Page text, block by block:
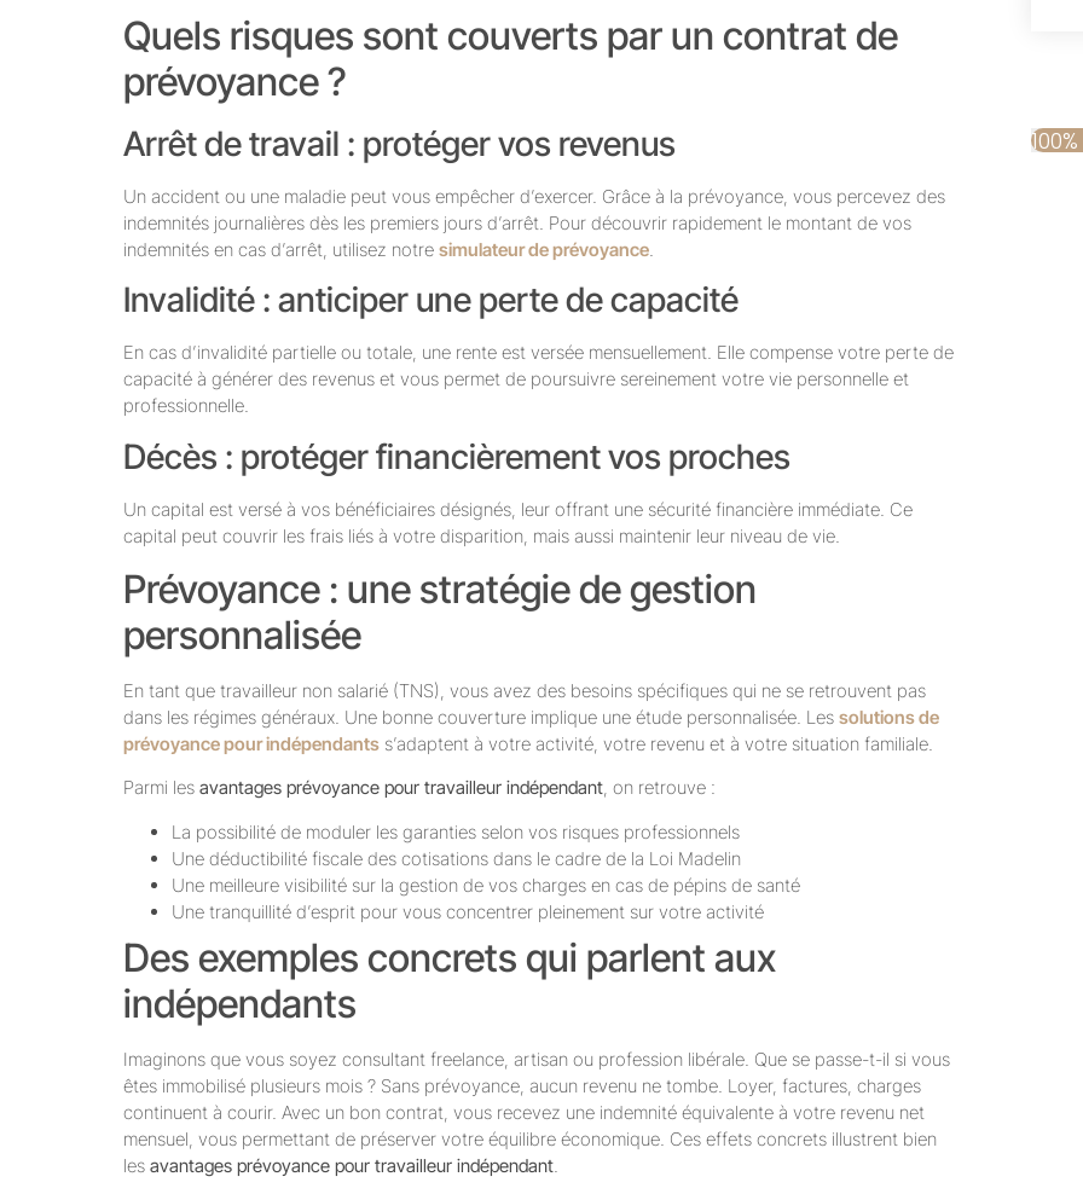
Quels risques sont couverts par un contrat de
prévoyance ?
Arrêt de travail : protéger vos revenus
Un accident ou une maladie peut vous empêcher d’exercer. Grâce à la prévoyance, vous percevez des
indemnités journalières dès les premiers jours d’arrêt. Pour découvrir rapidement le montant de vos
indemnités en cas d’arrêt, utilisez notre simulateur de prévoyance.
Invalidité : anticiper une perte de capacité
En cas d’invalidité partielle ou totale, une rente est versée mensuellement. Elle compense votre perte de
capacité à générer des revenus et vous permet de poursuivre sereinement votre vie personnelle et
professionnelle.
Décès : protéger financièrement vos proches
Un capital est versé à vos bénéficiaires désignés, leur offrant une sécurité financière immédiate. Ce
capital peut couvrir les frais liés à votre disparition, mais aussi maintenir leur niveau de vie.
Prévoyance : une stratégie de gestion
personnalisée
En tant que travailleur non salarié (TNS), vous avez des besoins spécifiques qui ne se retrouvent pas
dans les régimes généraux. Une bonne couverture implique une étude personnalisée. Les solutions de
prévoyance pour indépendants s’adaptent à votre activité, votre revenu et à votre situation familiale.
Parmi les avantages prévoyance pour travailleur indépendant, on retrouve :
La possibilité de moduler les garanties selon vos risques professionnels
Une déductibilité fiscale des cotisations dans le cadre de la Loi Madelin
Une meilleure visibilité sur la gestion de vos charges en cas de pépins de santé
Une tranquillité d’esprit pour vous concentrer pleinement sur votre activité
Des exemples concrets qui parlent aux
indépendants
Imaginons que vous soyez consultant freelance, artisan ou profession libérale. Que se passe-t-il si vous
êtes immobilisé plusieurs mois ? Sans prévoyance, aucun revenu ne tombe. Loyer, factures, charges
continuent à courir. Avec un bon contrat, vous recevez une indemnité équivalente à votre revenu net
mensuel, vous permettant de préserver votre équilibre économique. Ces effets concrets illustrent bien
les avantages prévoyance pour travailleur indépendant
100%